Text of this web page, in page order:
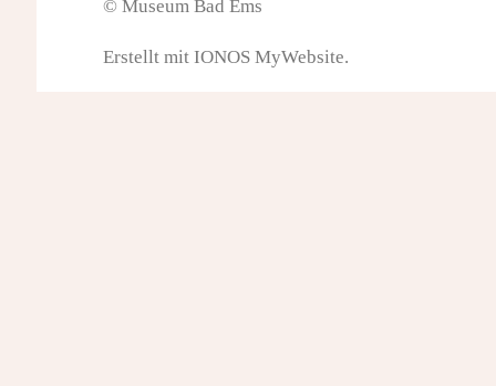
© Museum Bad Ems
Erstellt mit IONOS MyWebsite.